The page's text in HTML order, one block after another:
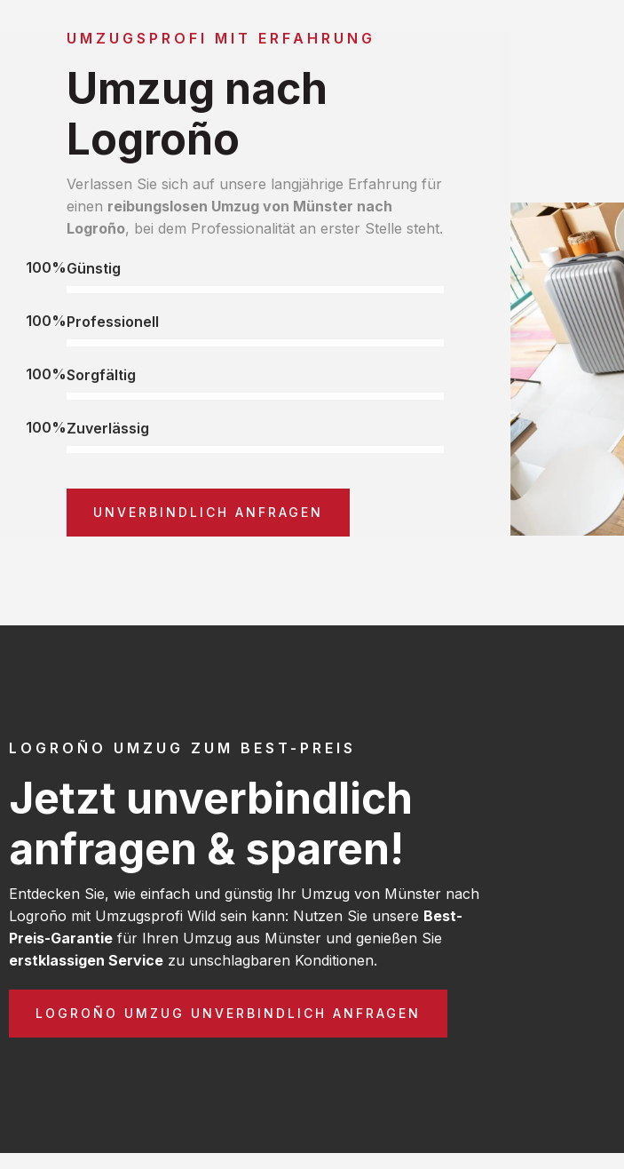
UMZUGSPROFI MIT ERFAHRUNG
Umzug nach
Logroño
Verlassen Sie sich auf unsere langjährige Erfahrung für
einen reibungslosen Umzug von Münster nach
Logroño, bei dem Professionalität an erster Stelle steht.
Günstig
100%
Professionell
100%
Sorgfältig
100%
Zuverlässig
100%
UNVERBINDLICH ANFRAGEN
LOGROÑO UMZUG ZUM BEST-PREIS
Jetzt unverbindlich
anfragen & sparen!
Entdecken Sie, wie einfach und günstig Ihr Umzug von Münster nach
Logroño mit Umzugsprofi Wild sein kann: Nutzen Sie unsere Best-
Preis-Garantie für Ihren Umzug aus Münster und genießen Sie
erstklassigen Service zu unschlagbaren Konditionen.
LOGROÑO UMZUG UNVERBINDLICH ANFRAGEN